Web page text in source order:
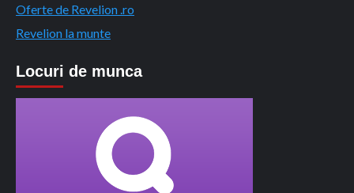
Oferte de Revelion .ro
Revelion la munte
Locuri de munca